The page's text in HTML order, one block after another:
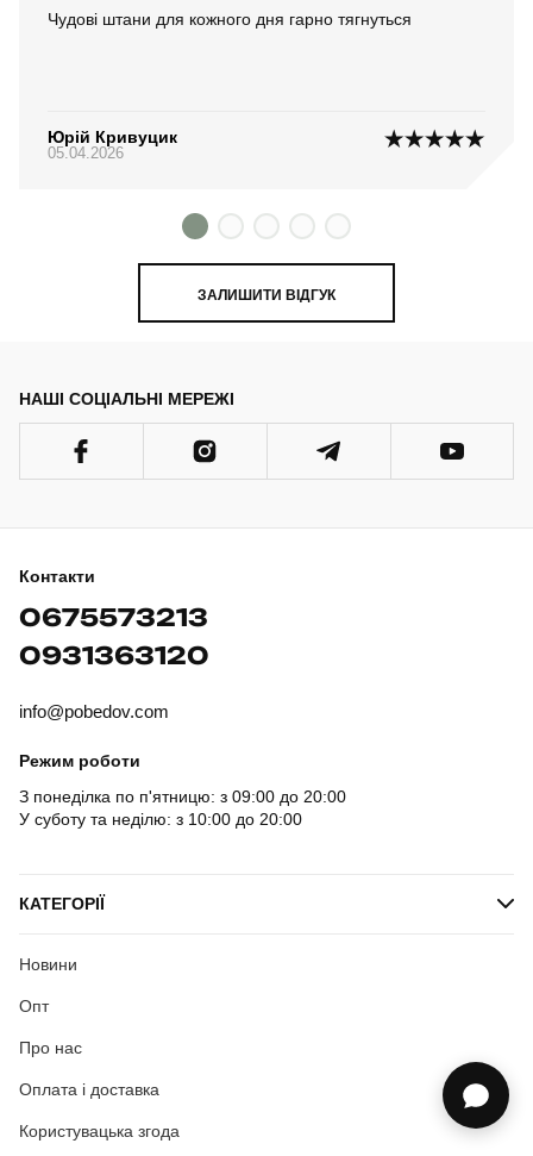
Чудові штани для кожного дня гарно тягнуться
Юрій Кривуцик
05.04.2026
ЗАЛИШИТИ ВІДГУК
НАШІ СОЦІАЛЬНІ МЕРЕЖІ
Контакти
0675573213
0931363120
info@pobedov.com
Режим роботи
З понеділка по п'ятницю: з 09:00 до 20:00
У суботу та неділю: з 10:00 до 20:00
КАТЕГОРІЇ
Новини
Опт
Про нас
Оплата і доставка
Користувацька згода